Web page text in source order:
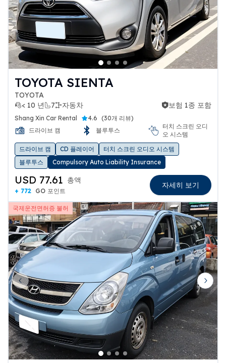
TOYOTA SIENTA
TOYOTA
< 10 년
7 자동차
보험 1종 포함 보험 1종 포함
Shang Xin Car Rental 4.6 (30개 리뷰)
드라이브 캠
블루투스
터치 스크린 오디
오 시스템
드라이브 캠
CD 플레이어
터치 스크린 오디오 시스템
블루투스
Compulsory Auto Liability Insurance
USD 77.61 총액
+ 772 GO 포인트
자세히 보기
국제운전면허증 불허
Previous slide Next